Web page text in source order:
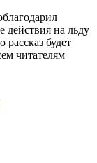
действия на льду
рассказ будет
читателям